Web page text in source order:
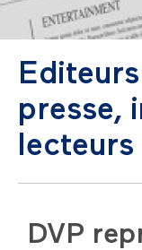
presse,
lecteurs
DVP